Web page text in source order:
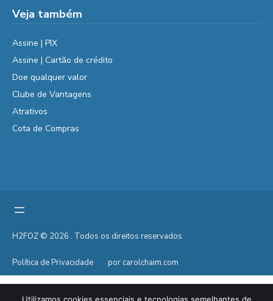
Veja também
Assine | PIX
Assine | Cartão de crédito
Doe qualquer valor
Clube de Vantagens
Atrativos
Cota de Compras
H2FOZ © 2026 . Todos os direitos reservados
Política de Privacidade por carolchaim.com